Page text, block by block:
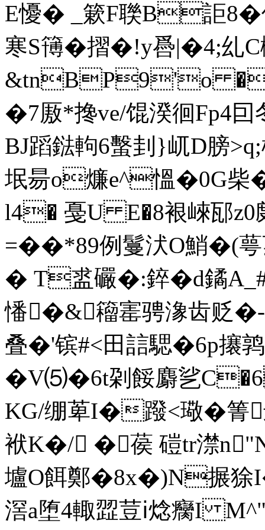
E懮� _簌F聫B詎8�
寒S簙�摺�!y噕|�4;乣
&tnBP9'o
�7厫*搀ve/馄湀徊Fp4囙
BJ蹈鍅軥6蟿刲}屼D膀
垊昜o燫e^慍�0G柴
l4� 戞U E�8裉崍邷
=��*89例鬘汱O鮹�(
� T盚礹�:錊� d鐍
憣�&籕寚骋潒齿贬
叠�'镔#<田誩騦�6p攐
�V⑸�6t刴餒麝乷
KG/绷萆I�蹳<璥�箐
袱K�/ �葔 磑tr澿
壚O餌鄭�8x�)N搌狳
滘a堕4輙歰荳ⅰ焾癵I